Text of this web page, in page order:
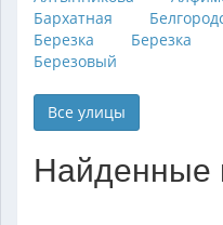
Бархатная
Березка
Березка
Березовый
Все улицы
Найденные